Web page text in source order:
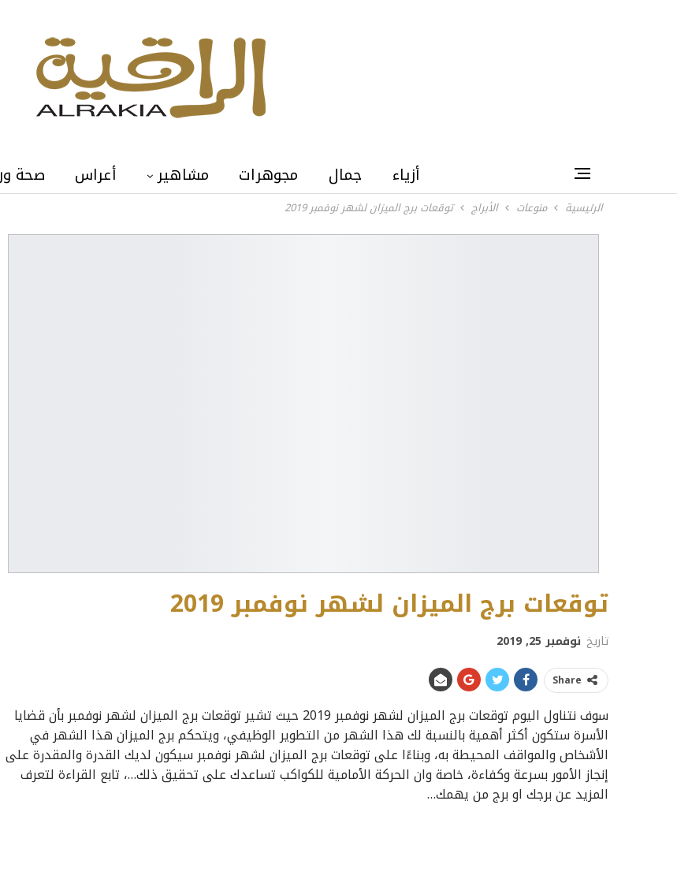
أزياء جمال مجوهرات مشاهير أعراس صحة
الرئيسية منوعات الأبراج توقعات برج الميزان لشهر نوفمبر 2019
توقعات برج الميزان لشهر نوفمبر 2019
تاريخ نوفمبر 25, 2019
Share
سوف نتناول اليوم توقعات برج الميزان لشهر نوفمبر 2019 حيث تشير توقعات برج الميزان لشهر نوفمبر بأن قضايا
الأسرة ستكون أكثر أهمية بالنسبة لك هذا الشهر من التطوير الوظيفي، ويتحكم برج الميزان هذا الشهر في
الأشخاص والمواقف المحيطة به، وبناءًا على توقعات برج الميزان لشهر نوفمبر سيكون لديك القدرة والمقدرة على
إنجاز الأمور بسرعة وكفاءة، خاصة وان الحركة الأمامية للكواكب تساعدك على تحقيق ذلك…، تابع القراءة لتعرف
المزيد عن برجك او برج من يهمك…